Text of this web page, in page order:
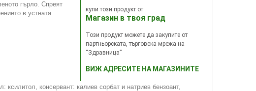
купи този продукт от
Магазин в твоя град
Този продукт можете да закупите от
партньорската, търговска мрежа на
“Здравница”
ВИЖ АДРЕСИТЕ НА МАГАЗИНИТЕ
гърло. Спреят
в устната
консервант: калиев сорбат и натриев бензоант,